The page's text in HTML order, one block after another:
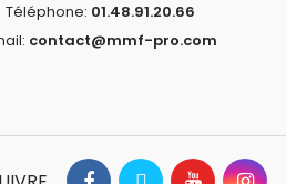
Téléphone: 01.48.91.20.66
contact@mmf-pro.com